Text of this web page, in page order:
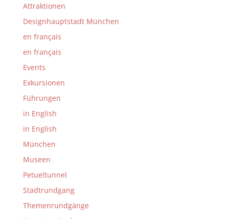
Attraktionen
Designhauptstadt München
en français
en français
Events
Exkursionen
Führungen
in English
in English
München
Museen
Petueltunnel
Stadtrundgang
Themenrundgänge